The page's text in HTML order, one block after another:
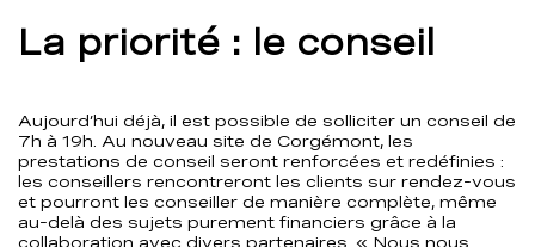
La priorité : le conseil
Aujourd’hui déjà, il est possible de solliciter un conseil de
7h à 19h. Au nouveau site de Corgémont, les
prestations de conseil seront renforcées et redéfinies :
les conseillers rencontreront les clients sur rendez-vous
et pourront les conseiller de manière complète, même
au-delà des sujets purement financiers grâce à la
collaboration avec divers partenaires. « Nous nous